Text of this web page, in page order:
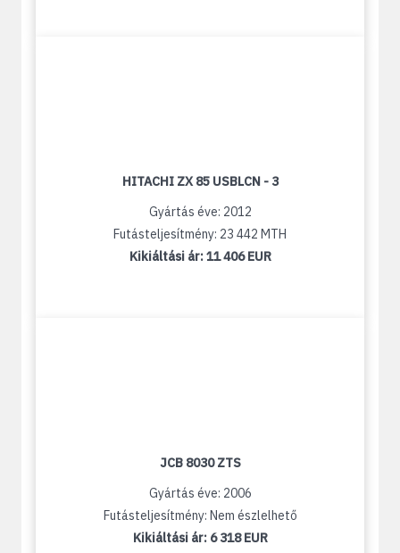
HITACHI ZX 85 USBLCN - 3
Gyártás éve: 2012
Futásteljesítmény: 23 442 MTH
Kikiáltási ár:11 406 EUR
JCB 8030 ZTS
Gyártás éve: 2006
Futásteljesítmény: Nem észlelhető
Kikiáltási ár: 6 318 EUR